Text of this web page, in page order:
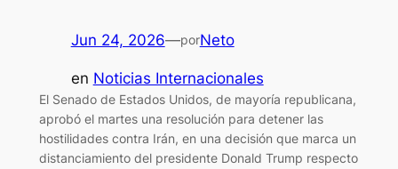
Jun 24, 2026—porNeto
en Noticias Internacionales
El Senado de Estados Unidos, de mayoría republicana,
aprobó el martes una resolución para detener las
hostilidades contra Irán, en una decisión que marca un
distanciamiento del presidente Donald Trump respecto